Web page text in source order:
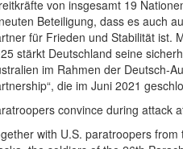
von insgesamt 19
Beteiligung, dass es auch
für Frieden und Stabilität ist.
stärkt Deutschland seine
im Rahmen der Deutsch-
die im Juni 2021
convince during attack
with U.S. paratroopers